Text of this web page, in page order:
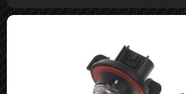
teplotu (nad 180°C), při manipulaci může
53 W - teplota světla: 4 300 K (blue white) -
950 lm +/-10% - homologace ECE R37 Balení